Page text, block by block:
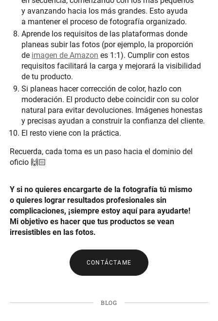
y avanzando hacia los más grandes. Esto ayuda
a mantener el proceso de fotografía organizado.
Aprende los requisitos de las plataformas donde
planeas subir las fotos (por ejemplo, la proporción
de imagen de Amazon es 1:1). Cumplir con estos
requisitos facilitará la carga y mejorará la visibilidad
de tu producto.
Si planeas hacer corrección de color, hazlo con
moderación. El producto debe coincidir con su color
natural para evitar devoluciones. Imágenes honestas
y precisas ayudan a construir la confianza del cliente.
El resto viene con la práctica.
Recuerda, cada toma es un paso hacia el dominio del
oficio 🙌🏻
Y si no quieres encargarte de la fotografía tú mismo
o quieres lograr resultados profesionales sin
complicaciones, ¡siempre estoy aquí para ayudarte!
Mi objetivo es hacer que tus productos se vean
irresistibles en las fotos.
CONTÁCTAME
BLOG